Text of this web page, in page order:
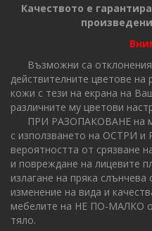
Качеството е
Възможни са отклонения
действителните цветове на
кожи с тези на екрана на
различните му цветови
ПРИ РАЗОПАКОВАНЕ на
с използването на ОСТРИ
вероятността от срязване
и повреждане на лицевите
излагане на пряка
изменение на вида и
мебелите на НЕ ПО-МАЛКО
тяло.